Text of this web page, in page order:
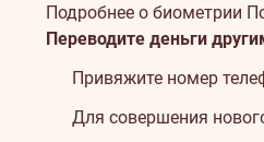
Подробнее о биометрии
Переводите деньги
Привяжите номер
Для совершения